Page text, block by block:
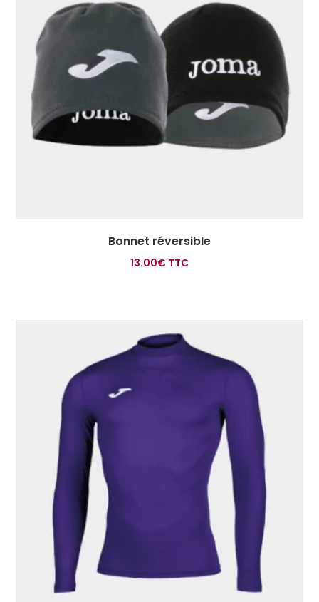
Bonnet réversible
13.00€ TTC